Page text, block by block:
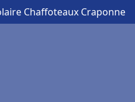
Chaffoteaux Craponne